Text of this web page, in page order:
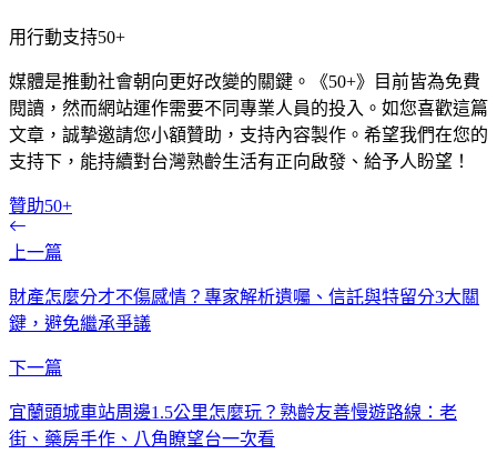
用行動支持50+
媒體是推動社會朝向更好改變的關鍵。《50+》目前皆為免費
閱讀，然而網站運作需要不同專業人員的投入。如您喜歡這篇
文章，誠摯邀請您小額贊助，支持內容製作。希望我們在您的
支持下，能持續對台灣熟齡生活有正向啟發、給予人盼望！
贊助50+
上一篇
財產怎麼分才不傷感情？專家解析遺囑、信託與特留分3大關
鍵，避免繼承爭議
下一篇
宜蘭頭城車站周邊1.5公里怎麼玩？熟齡友善慢遊路線：老
街、藥房手作、八角瞭望台一次看